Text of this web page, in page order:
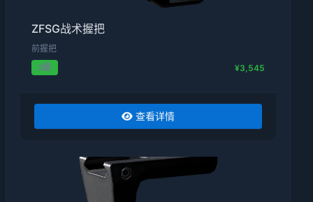
ZFSG战术握把
前握把
2级
¥3,545
查看详情